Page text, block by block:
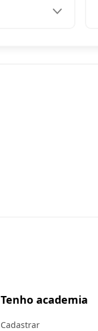
Tenho academia
Cadastrar